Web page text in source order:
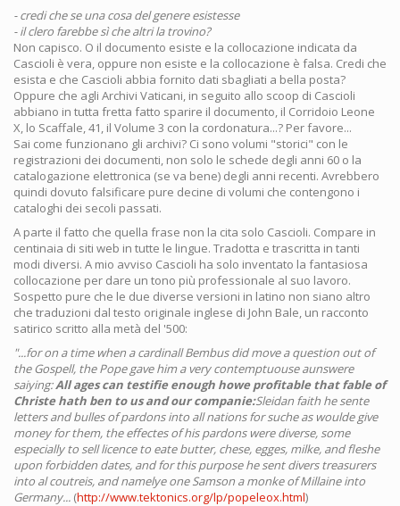
- credi che se una cosa del genere esistesse
- il clero farebbe sì che altri la trovino?
Non capisco. O il documento esiste e la collocazione indicata da
Cascioli è vera, oppure non esiste e la collocazione è falsa. Credi che
esista e che Cascioli abbia fornito dati sbagliati a bella posta?
Oppure che agli Archivi Vaticani, in seguito allo scoop di Cascioli
abbiano in tutta fretta fatto sparire il documento, il Corridoio Leone
X, lo Scaffale, 41, il Volume 3 con la cordonatura...? Per favore...
Sai come funzionano gli archivi? Ci sono volumi "storici" con le
registrazioni dei documenti, non solo le schede degli anni 60 o la
catalogazione elettronica (se va bene) degli anni recenti. Avrebbero
quindi dovuto falsificare pure decine di volumi che contengono i
cataloghi dei secoli passati.
A parte il fatto che quella frase non la cita solo Cascioli. Compare in
centinaia di siti web in tutte le lingue. Tradotta e trascritta in tanti
modi diversi. A mio avviso Cascioli ha solo inventato la fantasiosa
collocazione per dare un tono più professionale al suo lavoro.
Sospetto pure che le due diverse versioni in latino non siano altro
che traduzioni dal testo originale inglese di John Bale, un racconto
satirico scritto alla metà del '500:
"...for on a time when a cardinall Bembus did move a question out of
the Gospell, the Pope gave him a very contemptuouse aunswere
saiying:All ages can testifie enough howe profitable that fable of
Christe hath ben to us and our companie:Sleidan faith he sente
letters and bulles of pardons into all nations for suche as woulde give
money for them, the effectes of his pardons were diverse, some
especially to sell licence to eate butter, chese, egges, milke, and fleshe
upon forbidden dates, and for this purpose he sent divers treasurers
into al coutreis, and namelye one Samson a monke of Millaine into
Germany... (http://www.tektonics.org/lp/popeleox.html)